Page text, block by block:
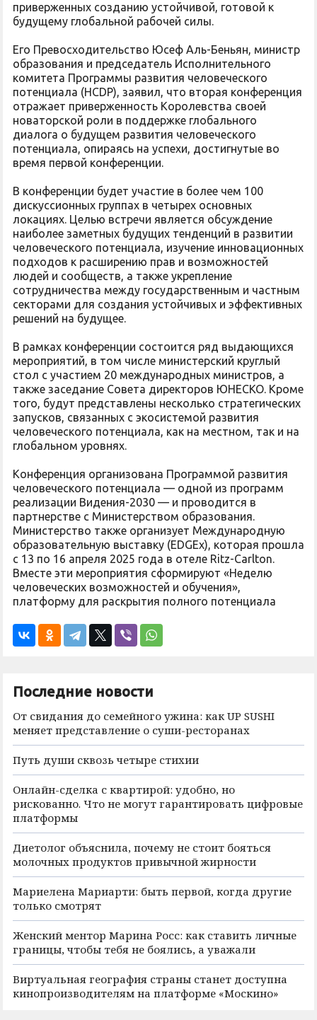
приверженных созданию устойчивой, готовой к
будущему глобальной рабочей силы.
Его Превосходительство Юсеф Аль-Беньян, министр
образования и председатель Исполнительного
комитета Программы развития человеческого
потенциала (HCDP), заявил, что вторая конференция
отражает приверженность Королевства своей
новаторской роли в поддержке глобального
диалога о будущем развития человеческого
потенциала, опираясь на успехи, достигнутые во
время первой конференции.
В конференции будет участие в более чем 100
дискуссионных группах в четырех основных
локациях. Целью встречи является обсуждение
наиболее заметных будущих тенденций в развитии
человеческого потенциала, изучение инновационных
подходов к расширению прав и возможностей
людей и сообществ, а также укрепление
сотрудничества между государственным и частным
секторами для создания устойчивых и эффективных
решений на будущее.
В рамках конференции состоится ряд выдающихся
мероприятий, в том числе министерский круглый
стол с участием 20 международных министров, а
также заседание Совета директоров ЮНЕСКО. Кроме
того, будут представлены несколько стратегических
запусков, связанных с экосистемой развития
человеческого потенциала, как на местном, так и на
глобальном уровнях.
Конференция организована Программой развития
человеческого потенциала — одной из программ
реализации Видения-2030 — и проводится в
партнерстве с Министерством образования.
Министерство также организует Международную
образовательную выставку (EDGEx), которая прошла
с 13 по 16 апреля 2025 года в отеле Ritz-Carlton.
Вместе эти мероприятия сформируют «Неделю
человеческих возможностей и обучения»,
платформу для раскрытия полного потенциала
Последние новости
От свидания до семейного ужина: как UP SUSHI
меняет представление о суши-ресторанах
Путь души сквозь четыре стихии
Онлайн-сделка с квартирой: удобно, но
рискованно. Что не могут гарантировать цифровые
платформы
Диетолог объяснила, почему не стоит бояться
молочных продуктов привычной жирности
Мариелена Мариарти: быть первой, когда другие
только смотрят
Женский ментор Марина Росс: как ставить личные
границы, чтобы тебя не боялись, а уважали
Виртуальная география страны станет доступна
кинопроизводителям на платформе «Москино»